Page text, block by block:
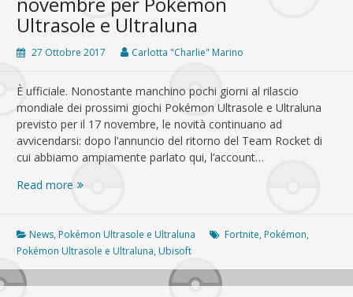
Ultrasole e Ultraluna
27 Ottobre 2017 Carlotta "Charlie" Marino
È ufficiale. Nonostante manchino pochi giorni al rilascio
mondiale dei prossimi giochi Pokémon Ultrasole e Ultraluna
previsto per il 17 novembre, le novità continuano ad
avvicendarsi: dopo l’annuncio del ritorno del Team Rocket di
cui abbiamo ampiamente parlato qui, l’account…
Read more Grosse
arrivo
il
2
novembre
News, Pokémon Ultrasole e Ultraluna Fortnite, Pokémon,
Pokémon Ultrasole e Ultraluna, Ubisoft